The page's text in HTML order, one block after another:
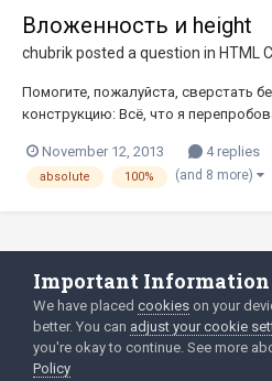
Вложенность и height
chubrikposted a question in HTML
Помогите, пожалуйста, сверстать
конструкцию: Всё, что я
растягивание цветных блоков на
скучивание в центре ячейки в одном
November 12, 2013 4 replies
absolute 100% (and 8 more)
Language
2003-Today ©htmlforum.dev
Important Information
We have placed cookies on your
better. You can adjust your cookie
you're okay to continue. See more
Policy